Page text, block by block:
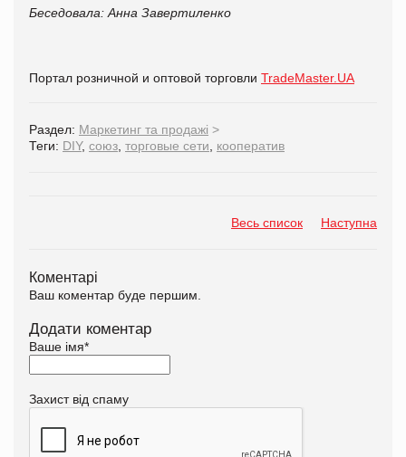
Беседовала: Анна Завертиленко
Портал розничной и оптовой торговли TradeMaster.UA
Раздел: Маркетинг та продажі >
Теги: DIY, союз торговые сети кооператив
Весь список Наступна
Коментарі
Ваш коментар буде першим.
Додати коментар
Ваше імя*
Захист від спаму